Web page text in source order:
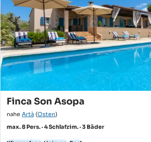
Finca Son Asopa
nahe Artà (Osten)
max. 8 Pers. · 4 Schlafzim. · 3 Bäder